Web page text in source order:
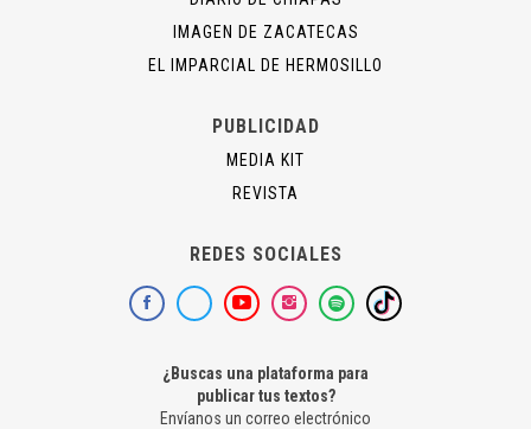
IMAGEN DE ZACATECAS
EL IMPARCIAL DE HERMOSILLO
PUBLICIDAD
MEDIA KIT
REVISTA
REDES SOCIALES
¿Buscas una plataforma para
publicar tus textos?
Envíanos un correo electrónico